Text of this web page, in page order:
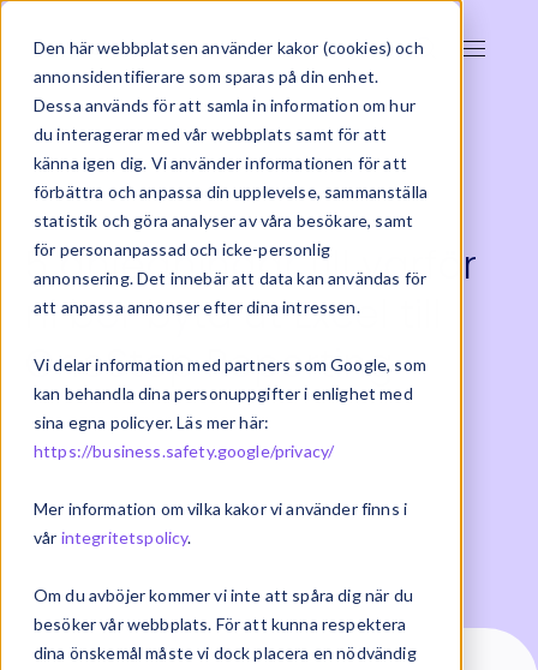
Den här webbplatsen använder kakor (cookies) och
annonsidentifierare som sparas på din enhet.
Dessa används för att samla in information om hur
du interagerar med vår webbplats samt för att
känna igen dig. Vi använder informationen för att
förbättra och anpassa din upplevelse, sammanställa
statistik och göra analyser av våra besökare, samt
för personanpassad och icke-personlig
annonsering. Det innebär att data kan användas för
att anpassa annonser efter dina intressen.
Vi delar information med partners som Google, som
kan behandla dina personuppgifter i enlighet med
sina egna policyer. Läs mer här:
https://business.safety.google/privacy/
Mer information om vilka kakor vi använder finns i
vår integritetspolicy.
Om du avböjer kommer vi inte att spåra dig när du
besöker vår webbplats. För att kunna respektera
dina önskemål måste vi dock placera en nödvändig
5 anledningar till varför
ni bör byta ut Excel till
OneStop Reporting
2023-05-15 | ERP